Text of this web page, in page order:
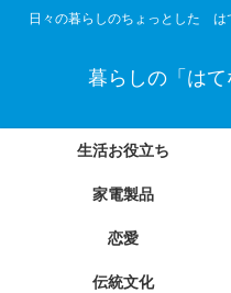
日々の暮らしのちょっとした
暮らしの「は
生活お役立ち
家電製品
恋愛
伝統文化